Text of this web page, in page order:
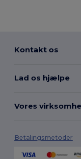
Kontakt os
Lad os hjælpe
Vores
Betalingsmetoder